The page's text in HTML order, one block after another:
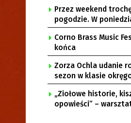
Przez weekend
pogodzie. W
upał
Corno Brass Music
końca
Zorza Ochla udanie
sezon w klasie
„Ziołowe historie,
opowieści” –